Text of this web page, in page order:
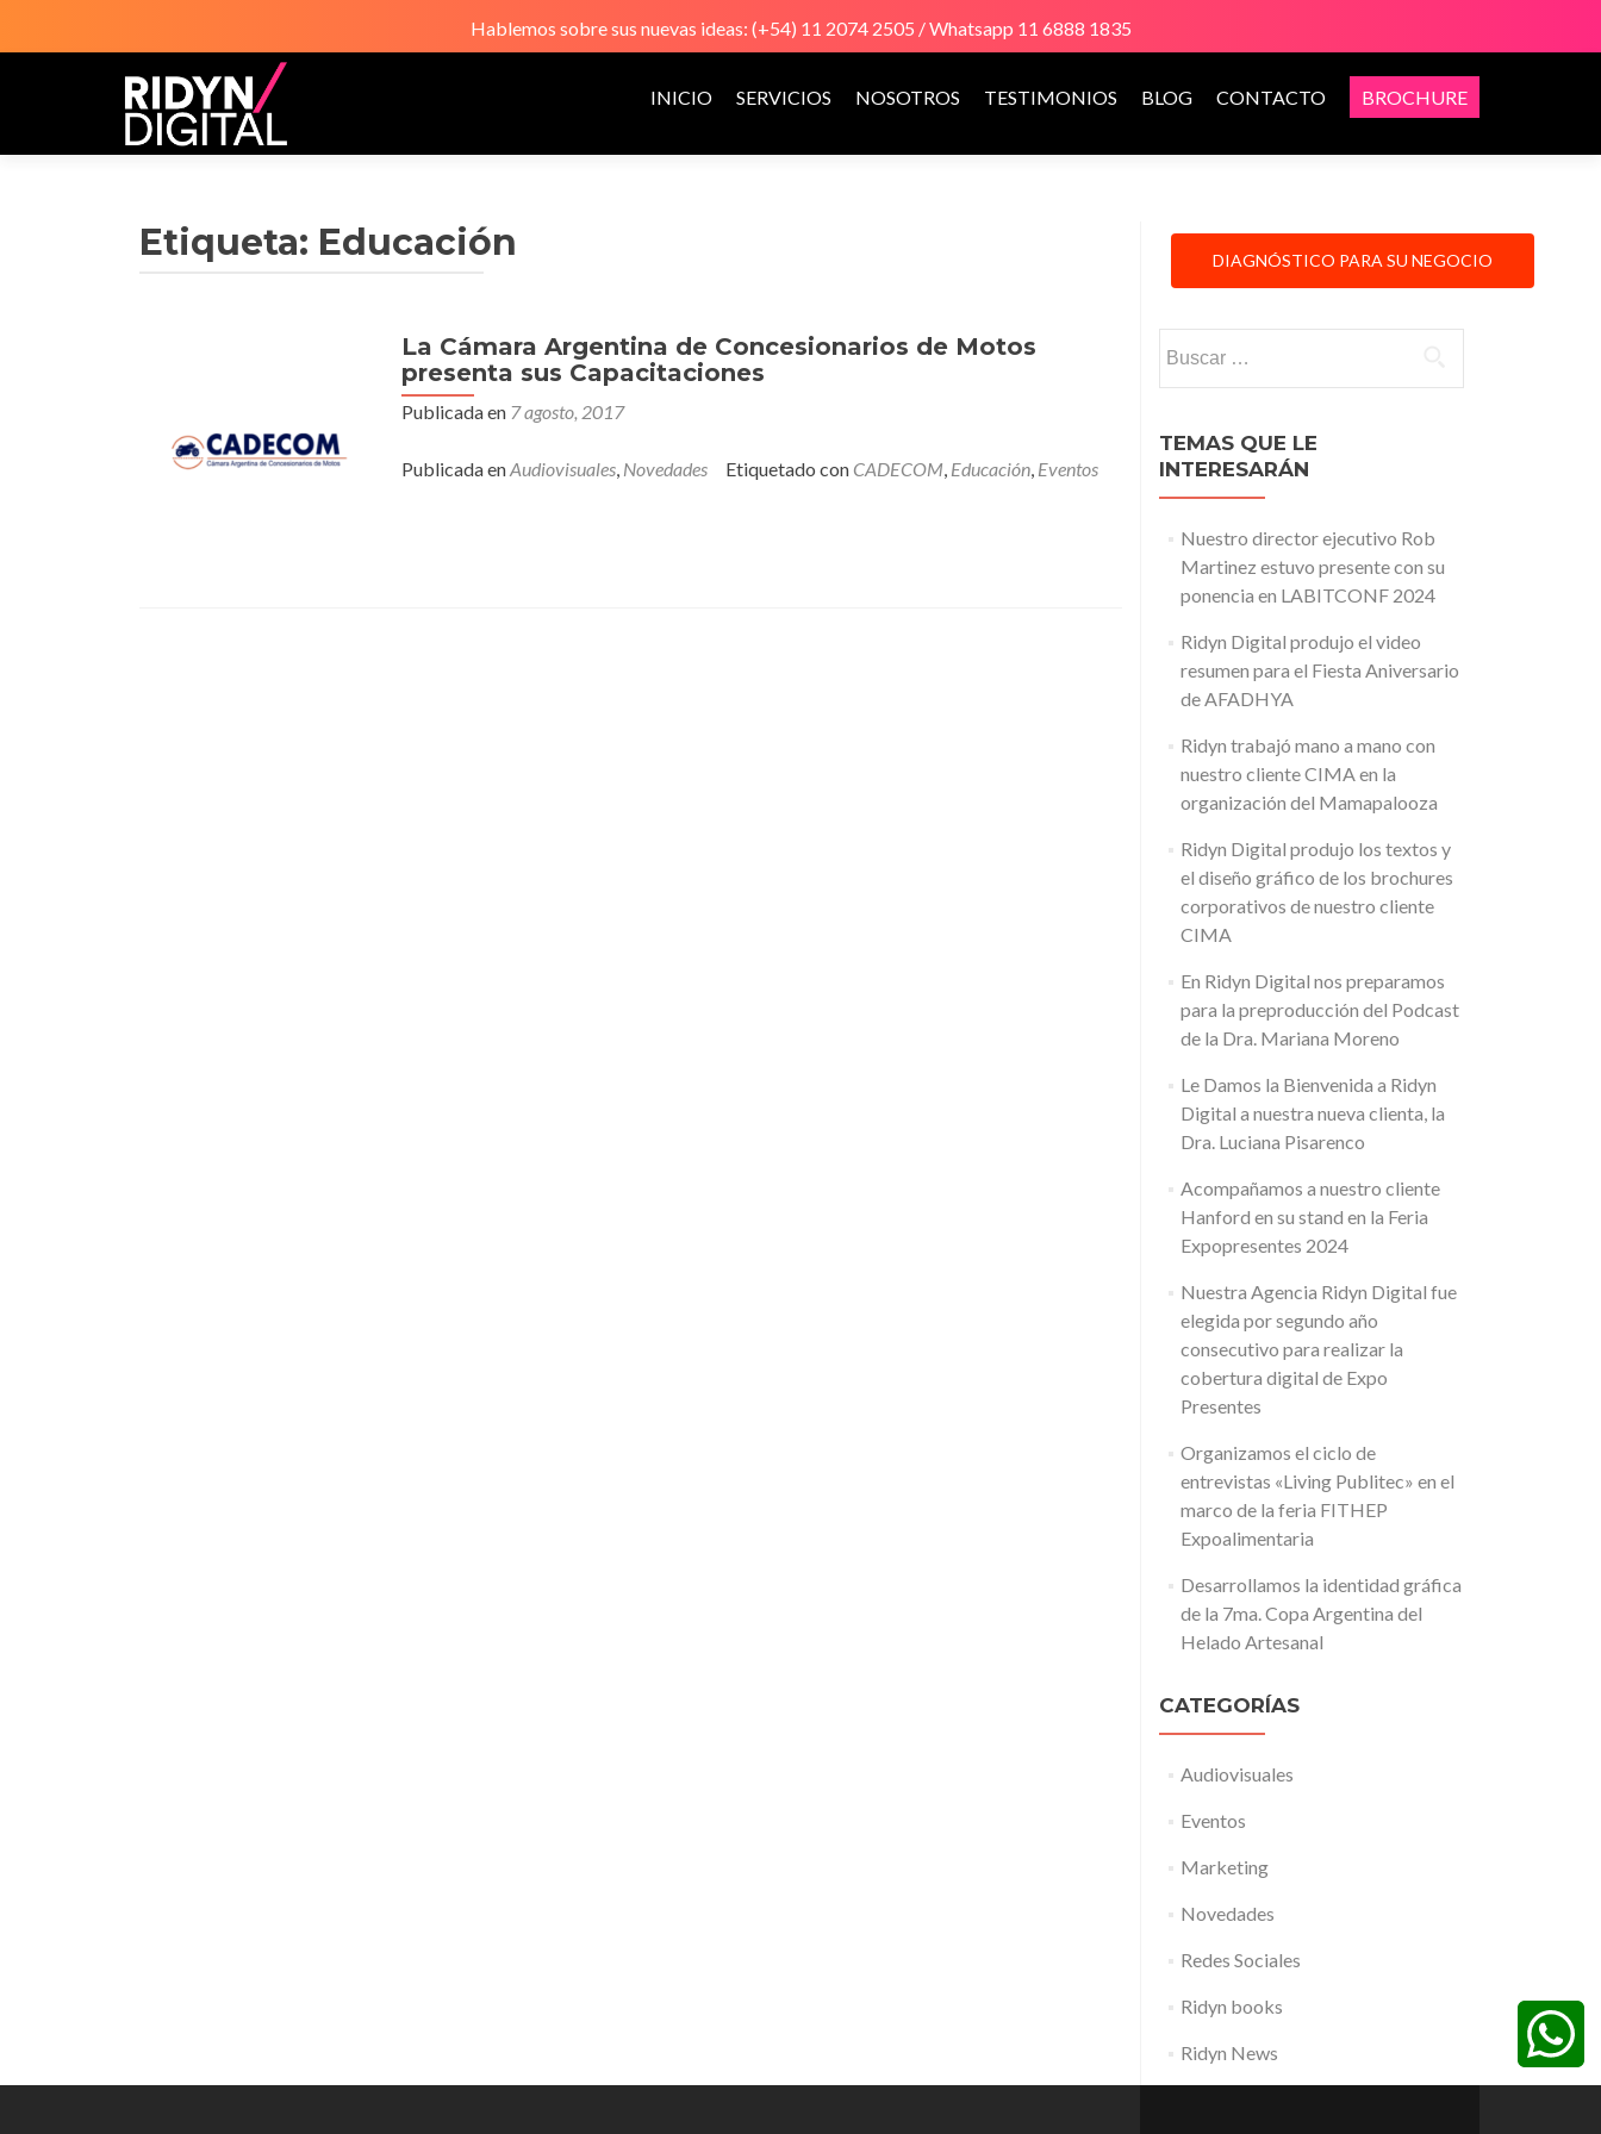
Hablemos sobre sus nuevas ideas: (+54) 11 2074 2505 / Whatsapp 11 6888 1835
al
INICIO SERVICIOS NOSOTROS TESTIMONIOS BLOG CONTACTO BROCHURE
Etiqueta: Educación
La Cámara Argentina de Concesionarios de Motos
presenta sus Capacitaciones
Publicada en 7 agosto, 2017
Publicada enAudiovisuales, Novedades Etiquetado con CADECOM, Educación, Eventos
DIAGNÓSTICO PARA SU NEGOCIO
TEMAS QUE LE
INTERESARÁN
Nuestro director ejecutivo Rob
Martinez estuvo presente con su
ponencia en LABITCONF 2024
Ridyn Digital produjo el video
resumen para el Fiesta Aniversario
de AFADHYA
Ridyn trabajó mano a mano con
nuestro cliente CIMA en la
organización del Mamapalooza
Ridyn Digital produjo los textos y
el diseño gráfico de los brochures
corporativos de nuestro cliente
CIMA
En Ridyn Digital nos preparamos
para la preproducción del Podcast
de la Dra. Mariana Moreno
Le Damos la Bienvenida a Ridyn
Digital a nuestra nueva clienta, la
Dra. Luciana Pisarenco
Acompañamos a nuestro cliente
Hanford en su stand en la Feria
Expopresentes 2024
Nuestra Agencia Ridyn Digital fue
elegida por segundo año
consecutivo para realizar la
cobertura digital de Expo
Presentes
Organizamos el ciclo de
entrevistas «Living Publitec» en el
marco de la feria FITHEP
Expoalimentaria
Desarrollamos la identidad gráfica
de la 7ma. Copa Argentina del
Helado Artesanal
CATEGORÍAS
Audiovisuales
Eventos
Marketing
Novedades
Redes Sociales
Ridyn books
Ridyn News